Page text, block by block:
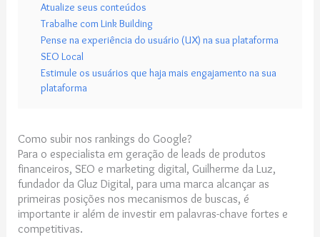
Atualize seus conteúdos
Trabalhe com Link Building
Pense na experiência do usuário (UX) na sua plataforma
SEO Local
Estimule os usuários que haja mais engajamento na sua
plataforma
Como subir nos rankings do Google?
Para o especialista em geração de leads de produtos
financeiros, SEO e marketing digital, Guilherme da Luz,
fundador da Gluz Digital, para uma marca alcançar as
primeiras posições nos mecanismos de buscas, é
importante ir além de investir em palavras-chave fortes e
competitivas.